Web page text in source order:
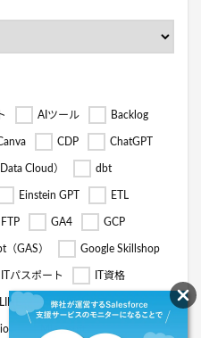
AIツール Backlog
CDP ChatGPT
Cloud） dbt
Einstein GPT ETL
FTP GA4 GCP
GAS） Google Skillshop
ITパスポート IT資格
LINE LINE公式アカウント
Microsoft